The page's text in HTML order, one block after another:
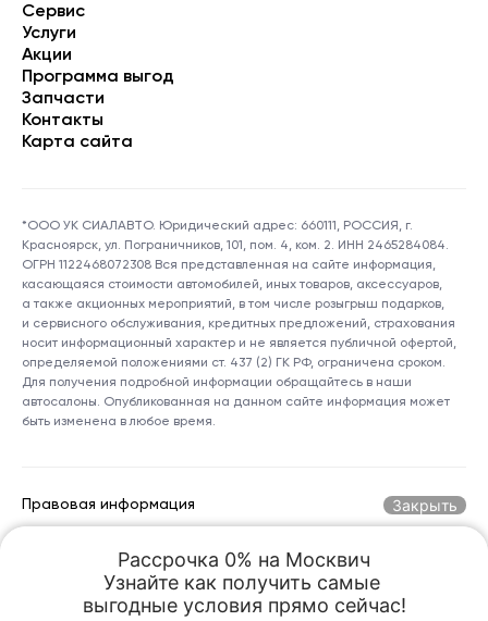
Сервис
Услуги
Акции
Программа выгод
Запчасти
Контакты
Карта сайта
*ООО УК СИАЛАВТО. Юридический адрес: 660111, РОССИЯ, г.
Красноярск, ул. Пограничников, 101, пом. 4, ком. 2. ИНН 2465284084.
ОГРН 1122468072308 Вся представленная на сайте информация,
касающаяся стоимости автомобилей, иных товаров, аксессуаров,
а также акционных мероприятий, в том числе розыгрыш подарков,
и сервисного обслуживания, кредитных предложений, страхования
носит информационный характер и не является публичной офертой,
определяемой положениями ст. 437 (2) ГК РФ, ограничена сроком.
Для получения подробной информации обращайтесь в наши
автосалоны. Опубликованная на данном сайте информация может
быть изменена в любое время.
Правовая информация
Горячая линия по номеру:+7 (800) 250-06-70
Адрес электронной почты: kreception@sialauto.ru
Закрыть
Рассрочка 0% на Москвич
Узнайте как получить самые
выгодные условия прямо сейчас!